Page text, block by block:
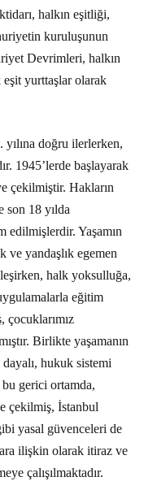
halkın eşitliği,
kuruluşunun
Devrimleri, halkın
eşit yurttaşlar olarak
doğru ilerlerken,
1945’lerde başlayarak
çekilmiştir. Hakların
son 18 yılda
edilmişlerdir. Yaşamın
ve yandaşlık egemen
halk yoksulluğa,
eğitim
çocuklarımız
Birlikte yaşamanın
hukuk sistemi
bu gerici ortamda,
çekilmiş, İstanbul
yasal güvenceleri de
ilişkin olarak itiraz ve
çalışılmaktadır.